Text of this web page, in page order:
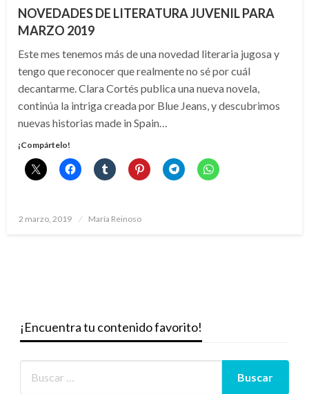
NOVEDADES DE LITERATURA JUVENIL PARA
MARZO 2019
Este mes tenemos más de una novedad literaria jugosa y
tengo que reconocer que realmente no sé por cuál
decantarme. Clara Cortés publica una nueva novela,
continúa la intriga creada por Blue Jeans, y descubrimos
nuevas historias made in Spain…
¡Compártelo!
Publicado
2 marzo, 2019 María Reinoso
¡Encuentra tu contenido favorito!